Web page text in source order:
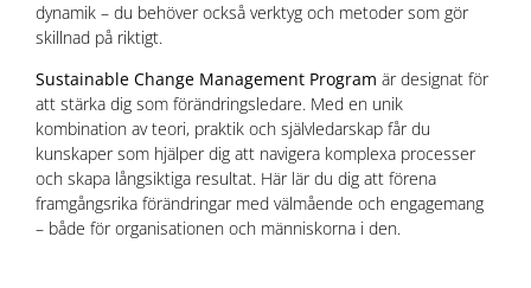
dynamik – du behöver också verktyg och metoder som gör
skillnad på riktigt.
Sustainable Change Management Program är designat för
att stärka dig som förändringsledare. Med en unik
kombination av teori, praktik och självledarskap får du
kunskaper som hjälper dig att navigera komplexa processer
och skapa långsiktiga resultat. Här lär du dig att förena
framgångsrika förändringar med välmående och engagemang
– både för organisationen och människorna i den.